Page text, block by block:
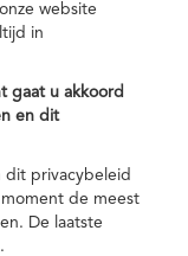
website
in
gaat u akkoord
en dit
dit privacybeleid
de meest
De laatste